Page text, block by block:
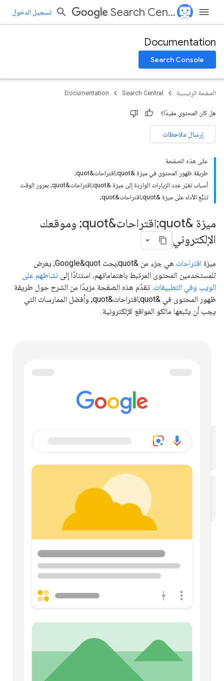
Search Central تسجيل الدخول
Documentation
Search Console
الصفحة الرئيسية Search Central
Documentation
هل كان المحتوى مفيدًا؟
إرسال ملاحظات
على هذه الصفحة
طريقة ظهور المحتوى في ميزة &quot;اقتراحات&quot;
أسباب تغيّر عدد الزيارات الواردة إلى ميزة &quot;اقتراحات&quot; بمرور الوقت
تتبُّع الأداء على ميزة &quot;اقتراحات&quot;
ميزة &quot;اقتراحات&quot; وموقعك
الإلكتروني
ميزة اقتراحات
هي جزء من &quot;بحث Google&quot; يعرض
للمستخدمين المحتوى المرتبط باهتماماتهم، استنادًا إلى نشاطهم على
الويب وفي التطبيقات. تقدّم هذه الصفحة مزيدًا من الشرح حول طريقة
ظهور المحتوى في &quot;اقتراحات&quot; وأفضل الممارسات التي
يجب أن يتّبعها مالكو المواقع الإلكترونية.